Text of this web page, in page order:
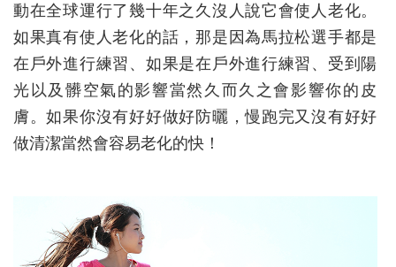
動在全球運行了幾十年之久沒人說它會使人老化。
如果真有使人老化的話，那是因為馬拉松選手都是
在戶外進行練習、如果是在戶外進行練習、受到陽
光以及髒空氣的影響當然久而久 之會影響你的皮
膚。如果你沒有好好做好防曬，慢跑完又沒有好好
做清潔當然會容易老化的快！